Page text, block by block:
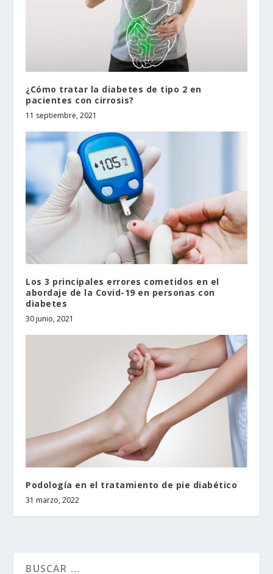
¿Cómo tratar la diabetes de tipo 2 en
pacientes con cirrosis?
11 septiembre, 2021
Los 3 principales errores cometidos en el
abordaje de la Covid-19 en personas con
diabetes
30 junio, 2021
Podología en el tratamiento de pie diabético
31 marzo, 2022